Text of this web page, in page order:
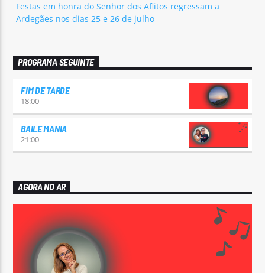
Festas em honra do Senhor dos Aflitos regressam a
Ardegães nos dias 25 e 26 de julho
PROGRAMA SEGUINTE
FIM DE TARDE
18:00
BAILE MANIA
21:00
AGORA NO AR